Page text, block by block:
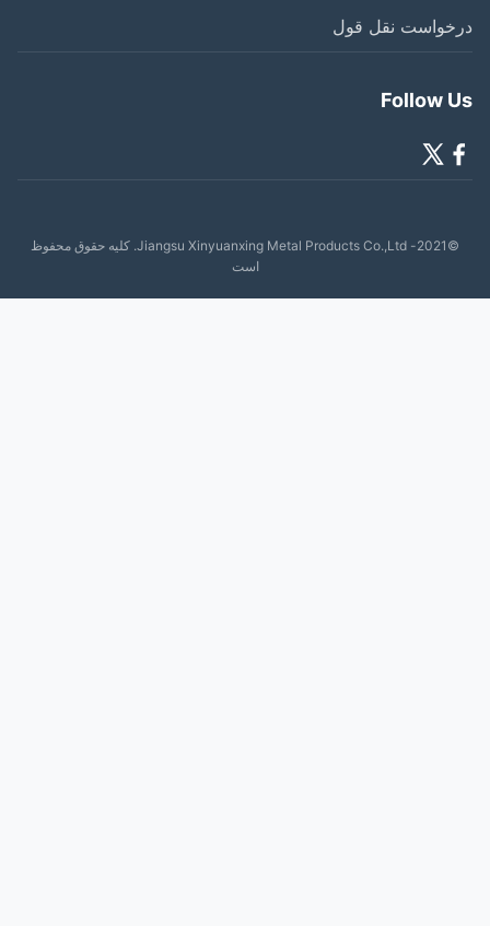
نقل قول
Follow
©2021- Jiangsu Xinyuanxing Metal Products Co.,Ltd. کلیه حقوق محفوظ